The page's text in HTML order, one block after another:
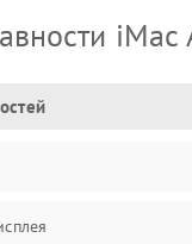
iMac